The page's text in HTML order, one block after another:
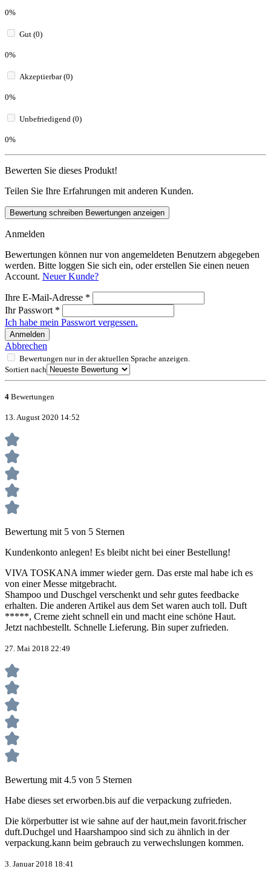
0%
Gut (0)
0%
Akzeptierbar (0)
0%
Unbefriedigend (0)
0%
Bewerten Sie dieses Produkt!
Teilen Sie Ihre Erfahrungen mit anderen Kunden.
Bewertung schreiben Bewertungen anzeigen
Anmelden
Bewertungen können nur von angemeldeten Benutzern abgegeben
werden. Bitte loggen Sie sich ein, oder erstellen Sie einen neuen
Account. Neuer Kunde?
Ihre E-Mail-Adresse *
Ihr Passwort *
Ich habe mein Passwort vergessen.
Anmelden
Abbrechen
Bewertungen nur in der aktuellen Sprache anzeigen.
Sortiert nach
4 Bewertungen
13. August 2020 14:52
Bewertung mit 5 von 5 Sternen
Kundenkonto anlegen! Es bleibt nicht bei einer Bestellung!
VIVA TOSKANA immer wieder gern. Das erste mal habe ich es
von einer Messe mitgebracht.
Shampoo und Duschgel verschenkt und sehr gutes feedbacke
erhalten. Die anderen Artikel aus dem Set waren auch toll. Duft
*****, Creme zieht schnell ein und macht eine schöne Haut.
Jetzt nachbestellt. Schnelle Lieferung. Bin super zufrieden.
27. Mai 2018 22:49
Bewertung mit 4.5 von 5 Sternen
Habe dieses set erworben.bis auf die verpackung zufrieden.
Die körperbutter ist wie sahne auf der haut,mein favorit.frischer
duft.Duchgel und Haarshampoo sind sich zu ähnlich in der
verpackung.kann beim gebrauch zu verwechslungen kommen.
3. Januar 2018 18:41